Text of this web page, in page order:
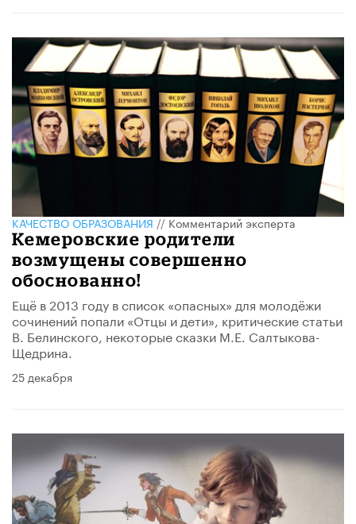
КАЧЕСТВО ОБРАЗОВАНИЯ//Комментарий эксперта
Кемеровские родители
возмущены совершенно
обоснованно!
Ещё в 2013 году в список «опасных» для молодёжи
сочинений попали «Отцы и дети», критические статьи
В. Белинского, некоторые сказки М.Е. Салтыкова-
Щедрина.
25 декабря